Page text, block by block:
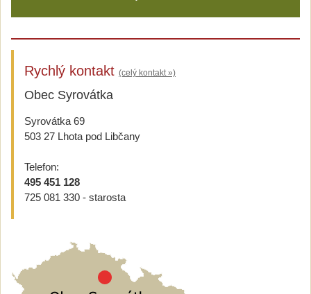
Rychlý kontakt (celý kontakt »)
Obec Syrovátka
Syrovátka 69
503 27 Lhota pod Libčany
Telefon:
495 451 128
725 081 330 - starosta